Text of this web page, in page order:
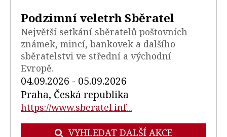
Podzimní veletrh Sběratel
Největší setkání sběratelů poštovních
známek, mincí, bankovek a dalšího
sběratelstvi ve střední a východní
Evropě.
04.09.2026 - 05.09.2026
Praha, Česká republika
https://www.sberatel.inf...
VYHLEDAT DALŠÍ AKCE